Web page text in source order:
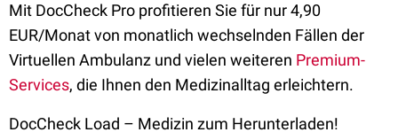
Mit DocCheck Pro profitieren Sie für nur 4,90
EUR/Monat von monatlich wechselnden Fällen der
Virtuellen Ambulanz und vielen weiteren Premium-
Services, die Ihnen den Medizinalltag erleichtern.
DocCheck Load – Medizin zum Herunterladen!